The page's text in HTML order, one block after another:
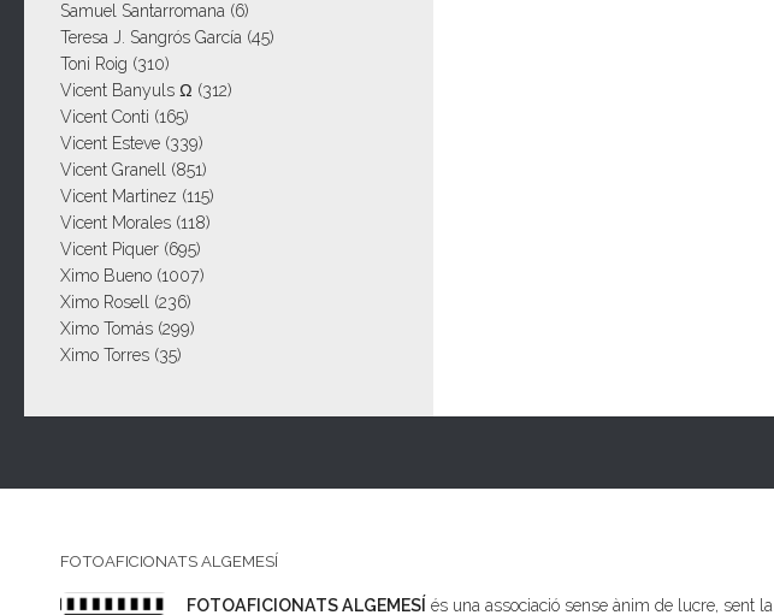
Samuel Santarromana (6)
Teresa J. Sangrós García (45)
Toni Roig (310)
Vicent Banyuls Ω (312)
Vicent Conti (165)
Vicent Esteve (339)
Vicent Granell (851)
Vicent Martinez (115)
Vicent Morales (118)
Vicent Piquer (695)
Ximo Bueno (1007)
Ximo Rosell (236)
Ximo Tomás (299)
Ximo Torres (35)
FOTOAFICIONATS ALGEMESÍ
FOTOAFICIONATS ALGEMESÍ és una associació sense ànim de lucre, sent la